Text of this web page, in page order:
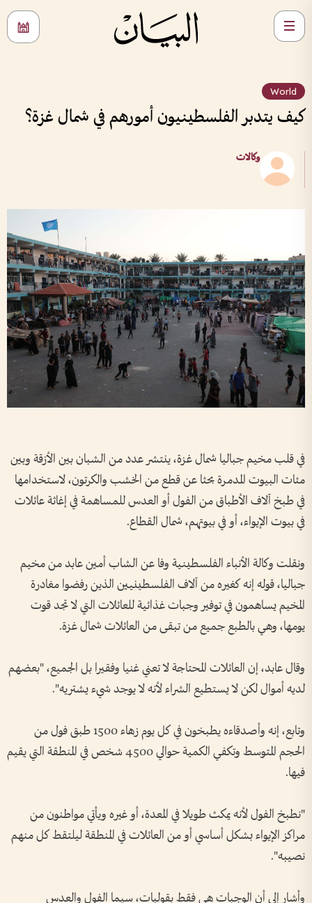
World
كيف يتدبر الفلسطينيون أمورهم في شمال غزة؟
وكالات
في قلب مخيم جباليا شمال غزة، ينتشر عدد من الشبان بين الأزقة وبين
مئات البيوت المدمرة بحثا عن قطع من الخشب والكرتون، لاستخدامها
في طبخ آلاف الأطباق من الفول أو العدس للمساهمة في إغاثة عائلات
في بيوت الإيواء، أو في بيوتهم، شمال القطاع.
ونقلت وكالة الأنباء الفلسطينية وفا عن الشاب أمين عابد من مخيم
جباليا، قوله إنه كغيره من آلاف الفلسطينيين الذين رفضوا مغادرة
المخيم يساهمون في توفير وجبات غذائية للعائلات التي لا تجد قوت
يومها، وهي بالطبع جميع من تبقى من العائلات شمال غزة.
وقال عابد، إن العائلات المحتاجة لا تعني غنيا وفقيرا بل الجميع، "بعضهم
لديه أموال لكن لا يستطيع الشراء لأنه لا يوجد شيء يشتريه".
وتابع، إنه وأصدقاءه يطبخون في كل يوم زهاء 1500 طبق فول من
الحجم المتوسط وتكفي الكمية حوالي 4500 شخص في المنطقة التي يقيم
فيها.
"نطبخ الفول لأنه يمكث طويلا في المعدة، أو غيره ويأتي مواطنون من
مراكز الإيواء بشكل أساسي أو من العائلات في المنطقة ليلتقط كل منهم
نصيبه".
وأشار إلى أن الوجبات هي فقط بقوليات، سيما الفول والعدس